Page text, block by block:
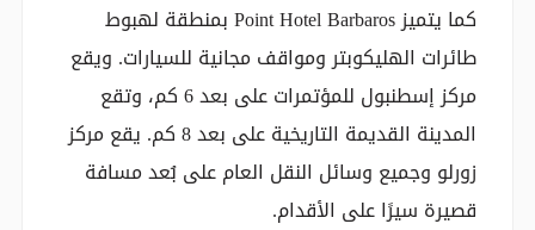
كما يتميز Point Hotel Barbaros بمنطقة لهبوط
طائرات الهليكوبتر ومواقف مجانية للسيارات. ويقع
مركز إسطنبول للمؤتمرات على بعد 6 كم، وتقع
المدينة القديمة التاريخية على بعد 8 كم. يقع مركز
زورلو وجميع وسائل النقل العام على بُعد مسافة
قصيرة سيرًا على الأقدام.